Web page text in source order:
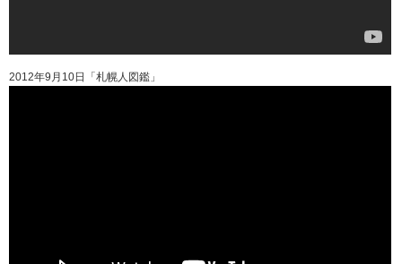
2012年9月10日「札幌人図鑑」